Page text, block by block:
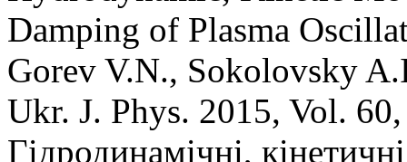
Damping of Plasma
Gorev V.N., Sokolovsky
Ukr. J. Phys. 2015, Vol.
Гідродинамічні,